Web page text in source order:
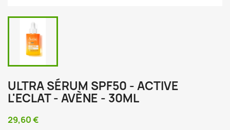
ULTRA SÉRUM SPF50 - ACTIVE
L'ECLAT - AVÈNE - 30ML
29,60 €